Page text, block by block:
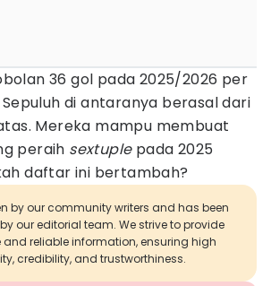
36 gol pada 2025/2026 per
Sepuluh di antaranya berasal dari
Mereka mampu membuat
peraih sextuple pada 2025
daftar ini bertambah?
by our community writers and has been
our editorial team. We strive to provide
reliable information, ensuring high
credibility, and trustworthiness.